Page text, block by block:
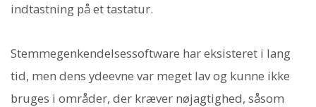
indtastning på et tastatur.
Stemmegenkendelsessoftware har eksisteret i lang
tid, men dens ydeevne var meget lav og kunne ikke
bruges i områder, der kræver nøjagtighed, såsom